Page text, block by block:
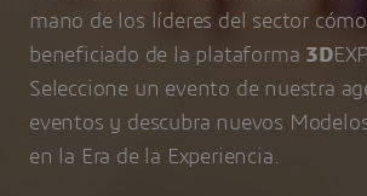
mano de los líderes del sector
beneficiado de la plataforma 3D
Seleccione un evento de nuestra
eventos y descubra nuevos
en la Era de la Experiencia.